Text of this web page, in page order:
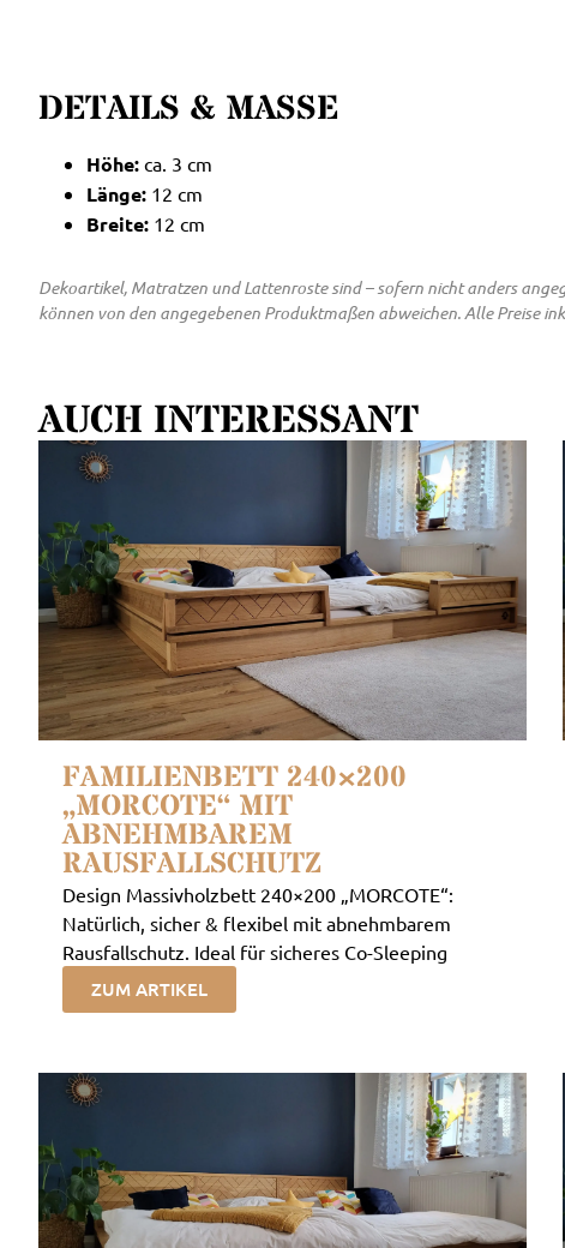
DETAILS & MASSE
Höhe: ca. 3 cm
Länge: 12 cm
Breite: 12 cm
Dekoartikel, Matratzen und Lattenroste sind – sofern nicht anders
können von den angegebenen Produktmaßen abweichen. Alle Preise
AUCH INTERESSANT
FAMILIENBETT 240×200
„MORCOTE“ MIT
ABNEHMBAREM
RAUSFALLSCHUTZ
Design Massivholzbett 240×200 „MORCOTE“:
Natürlich, sicher & flexibel mit abnehmbarem
Rausfallschutz. Ideal für sicheres Co-Sleeping
ZUM ARTIKEL